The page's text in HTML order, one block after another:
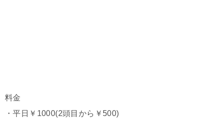
料金
・平日￥1000(2頭目から￥500)